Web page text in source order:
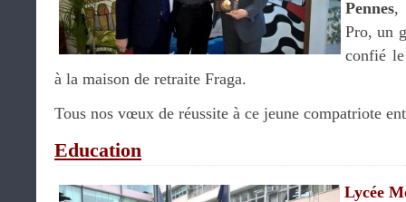
Pennes,
Pro, un
confié
à la maison de retraite Fraga.
Tous nos vœux de réussite à ce jeune compatriote
Education
Lycée